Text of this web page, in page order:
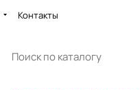
Контакты